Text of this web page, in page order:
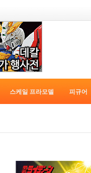
스케일 프라모델 피규어